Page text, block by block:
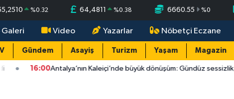
%0.32 64,4811 %0.38 6660.55 %0
Galeri Video Yazarlar Nöbetçi Eczane
Gündem Asayiş Turizm Yaşam Magazin
Kaleiçi’nde büyük dönüşüm: Gündüz sessizlik, gece 50 bin kişilik